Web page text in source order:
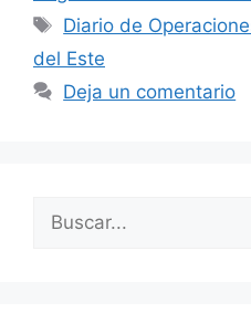
Etiquetas
Diario de
del Este
Deja un comentario